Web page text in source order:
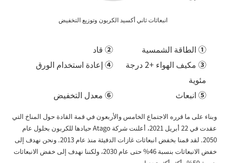
انبعاثات ثاني أكسيد الكربون وتوزيع التخفيض
① الطاقة الشمسية ② قاد
③
مكيف الهواء +2 درجة
مئوية
④ إعادة استخدام الورق
⑤ انبعاث ⑥ معدل التخفيض
وبناء على ما قرره الاجتماع الخامس والأربعون في قمة القادة حول المناخ التي
عقدت في 22 أبريل 2021، أعلنت شركة Atago حيادها للكربون بحلول عام
2050. لقد قمنا بخفض انبعاثات غازات الدفيئة منذ عام 2013. ونحن نهدف إلى
خفض الانبعاثات بنسبة 46% حتى عام 2030، ولكننا نهدف إلى خفض الانبعاثات